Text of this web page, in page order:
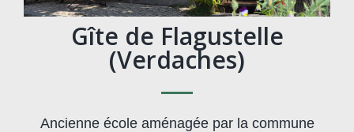
Gîte de Flagustelle
(Verdaches)
Ancienne école aménagée par la commune